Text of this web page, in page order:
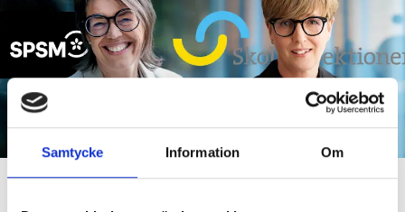
Samtycke Information Om
Nyheter